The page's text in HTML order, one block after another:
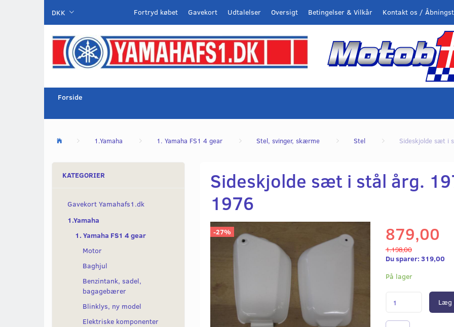
DKK Kontakt os /
Betingelser & Vilkår
Oversigt
Udtalelser
Gavekort
Fortryd købet
Forside
1.Yamaha 1. Yamaha FS1 4 gear Stel, svinger, skærme Stel Sideskjolde sæt i
KATEGORIER
Gavekort Yamahafs1.dk
1.Yamaha
1. Yamaha FS1 4 gear
Motor
Baghjul
Benzintank, sadel,
bagagebærer
Blinklys, ny model
Elektriske komponenter
Sideskjolde sæt i stål årg.
1976
-27% 879,00
1.198,00
Du sparer: 319,00
På lager
Læg